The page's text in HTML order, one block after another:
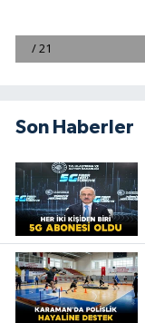
Son Haberler